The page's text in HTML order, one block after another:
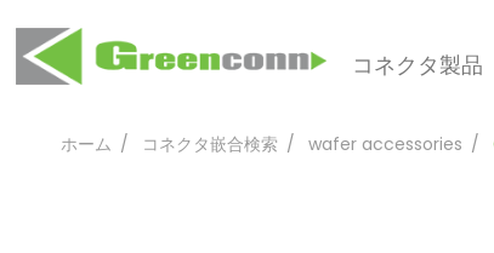
コネクタ製品
ホーム コネクタ嵌合検索 wafer accessories